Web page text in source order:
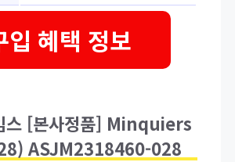
입 혜택 정보
스 [본사정품] Minquiers
ASJM2318460-028